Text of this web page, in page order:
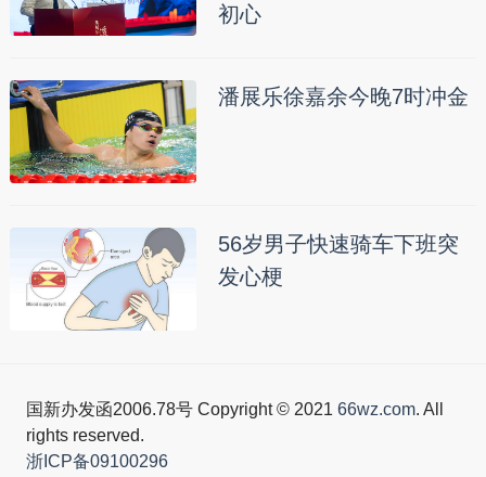
初心
潘展乐徐嘉余今晚7时冲金
56岁男子快速骑车下班突
发心梗
国新办发函2006.78号 Copyright © 2021 66wz.com. All
rights reserved.
浙ICP备09100296